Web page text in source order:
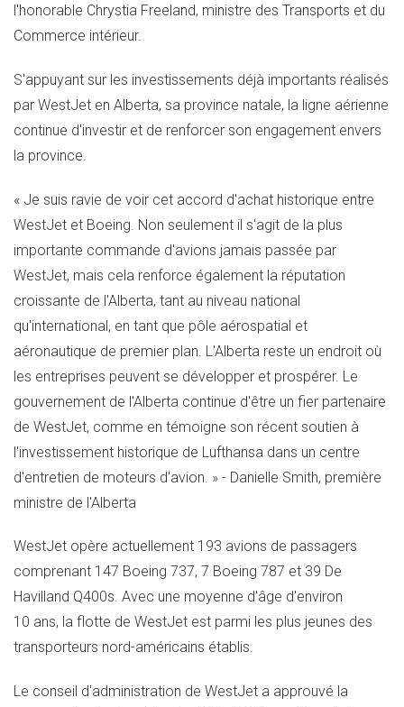
l'honorable Chrystia Freeland, ministre des Transports et du
Commerce intérieur.
S'appuyant sur les investissements déjà importants réalisés
par WestJet en Alberta, sa province natale, la ligne aérienne
continue d'investir et de renforcer son engagement envers
la province.
« Je suis ravie de voir cet accord d'achat historique entre
WestJet et Boeing. Non seulement il s'agit de la plus
importante commande d'avions jamais passée par
WestJet, mais cela renforce également la réputation
croissante de l'Alberta, tant au niveau national
qu'international, en tant que pôle aérospatial et
aéronautique de premier plan. L'Alberta reste un endroit où
les entreprises peuvent se développer et prospérer. Le
gouvernement de l'Alberta continue d'être un fier partenaire
de WestJet, comme en témoigne son récent soutien à
l'investissement historique de Lufthansa dans un centre
d'entretien de moteurs d'avion. » - Danielle Smith, première
ministre de l'Alberta
WestJet opère actuellement 193 avions de passagers
comprenant 147 Boeing 737, 7 Boeing 787 et 39 De
Havilland Q400s. Avec une moyenne d'âge d'environ
10 ans, la flotte de WestJet est parmi les plus jeunes des
transporteurs nord-américains établis.
Le conseil d'administration de WestJet a approuvé la